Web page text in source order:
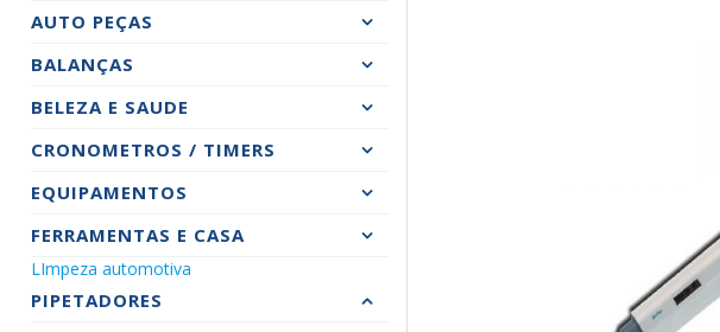
AUTO PEÇAS
BALANÇAS
BELEZA E SAUDE
CRONOMETROS / TIMERS
EQUIPAMENTOS
FERRAMENTAS E CASA
LImpeza automotiva
PIPETADORES